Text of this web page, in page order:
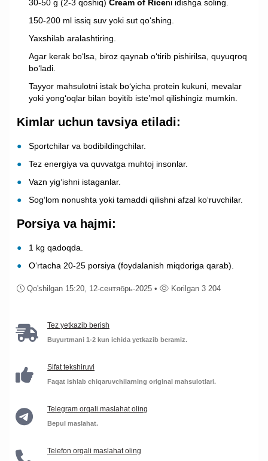
30-50 g (2-3 qoshiq) Cream of Riceni idishga soling.
150-200 ml issiq suv yoki sut qo‘shing.
Yaxshilab aralashtiring.
Agar kerak bo‘lsa, biroz qaynab o‘tirib pishirilsa, quyuqroq
bo‘ladi.
Tayyor mahsulotni istak bo‘yicha protein kukuni, mevalar
yoki yong‘oqlar bilan boyitib iste’mol qilishingiz mumkin.
Kimlar uchun tavsiya etiladi:
Sportchilar va bodibildingchilar.
Tez energiya va quvvatga muhtoj insonlar.
Vazn yig‘ishni istaganlar.
Sog‘lom nonushta yoki tamaddi qilishni afzal ko‘ruvchilar.
Porsiya va hajmi:
1 kg qadoqda.
O‘rtacha 20-25 porsiya (foydalanish miqdoriga qarab).
Qo'shilgan 15:20, 12-сентябрь-2025 • Korilgan 3 204
Tez yetkazib berish
Buyurtmani 1-2 kun ichida yetkazib beramiz.
Sifat tekshiruvi
Faqat ishlab chiqaruvchilarning original mahsulotlari.
Telegram orqali maslahat oling
Bepul maslahat.
Telefon orqali maslahat oling